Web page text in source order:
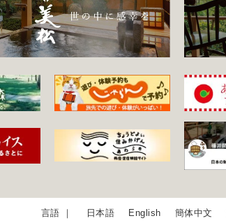
日本語 English 簡体中文